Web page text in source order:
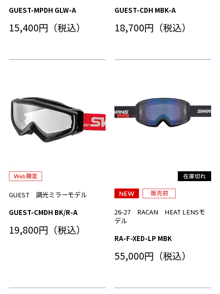
GUEST-MPDH GLW-A
15,400円（税込）
GUEST-CDH MBK-A
18,700円（税込）
GUEST 調光ミラーモデル
GUEST-CMDH BK/R-A
19,800円（税込）
26-27 RACAN HEAT LENSモ
デル
RA-F-XED-LP MBK
55,000円（税込）